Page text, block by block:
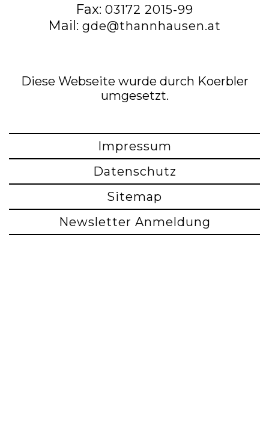
Fax: 03172 2015-99
Mail: gde@thannhausen.at
Diese Webseite wurde durch Koerbler
umgesetzt.
Impressum
Datenschutz
Sitemap
Newsletter Anmeldung